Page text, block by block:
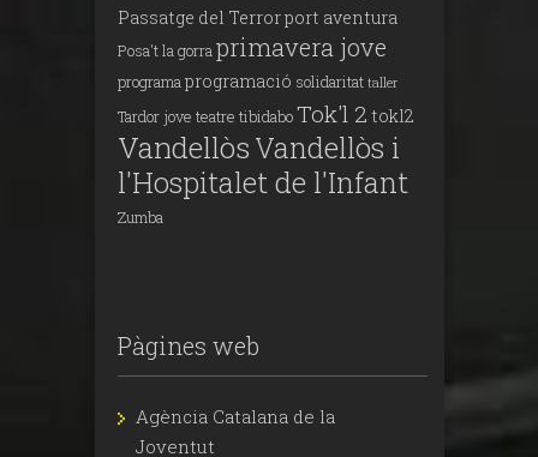
Passatge del Terrorport aventura
Posa't la gorra primavera jove
programa programació solidaritat taller
Tardor jove teatre tibidaboTok'l 2 tokl2
VandellòsVandellòs i
l'Hospitalet de l'Infant
Zumba
Pàgines web
Agència Catalana de la
Joventut